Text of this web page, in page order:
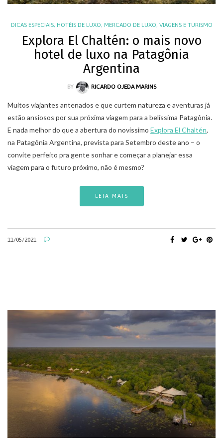
DICAS ESPECIAIS, HOTÉIS DE LUXO, MERCADO DE LUXO, VIAGENS E TURISMO
Explora El Chaltén: o mais novo
hotel de luxo na Patagônia
Argentina
BY RICARDO OJEDA MARINS
Muitos viajantes antenados e que curtem natureza e aventuras já
estão ansiosos por sua próxima viagem para a belíssima Patagônia.
E nada melhor do que a abertura do novíssimo Explora El Chaltén,
na Patagônia Argentina, prevista para Setembro deste ano – o
convite perfeito pra gente sonhar e começar a planejar essa
viagem para o futuro próximo, não é mesmo?
LEIA MAIS
11/05/2021